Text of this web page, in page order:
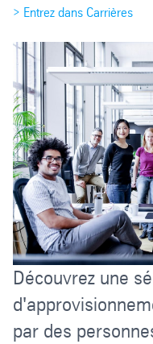
> Entrez dans Carrières
Découvrez une
par des